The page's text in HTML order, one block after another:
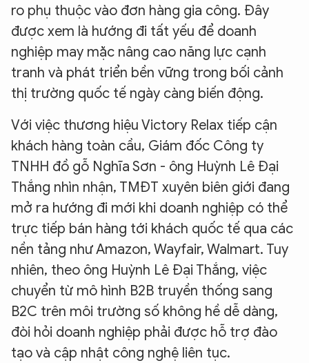
ro phụ thuộc vào đơn hàng gia công. Đây
được xem là hướng đi tất yếu để doanh
nghiệp may mặc nâng cao năng lực cạnh
tranh và phát triển bền vững trong bối cảnh
thị trường quốc tế ngày càng biến động.
Với việc thương hiệu Victory Relax tiếp cận
khách hàng toàn cầu, Giám đốc Công ty
TNHH đồ gỗ Nghĩa Sơn - ông Huỳnh Lê Đại
Thắng nhìn nhận, TMĐT xuyên biên giới đang
mở ra hướng đi mới khi doanh nghiệp có thể
trực tiếp bán hàng tới khách quốc tế qua các
nền tảng như Amazon, Wayfair, Walmart. Tuy
nhiên, theo ông Huỳnh Lê Đại Thắng, việc
chuyển từ mô hình B2B truyền thống sang
B2C trên môi trường số không hề dễ dàng,
đòi hỏi doanh nghiệp phải được hỗ trợ đào
tạo và cập nhật công nghệ liên tục.